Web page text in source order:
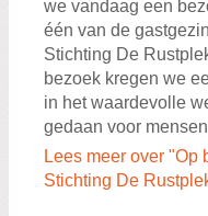
we vandaag een
één van de
Stichting De
bezoek kregen we
in het waardevolle
gedaan voor
Lees meer over "Op
Stichting De